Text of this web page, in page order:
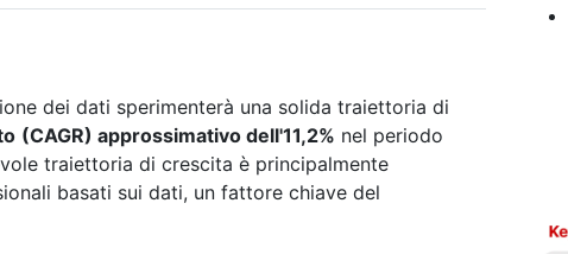
dei dati sperimenterà una solida traiettoria di
(CAGR) approssimativo dell'11,2% nel periodo
traiettoria di crescita è principalmente
basati sui dati, un fattore chiave del